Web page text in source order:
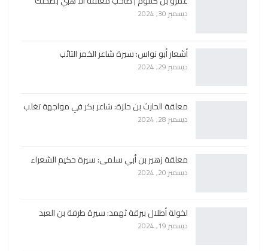
ديسمبر 30, 2024
أشعار أبو نواس: سيرة شاعر الخمر التائب
ديسمبر 29, 2024
معلقة الحارث بن حلزة: شاعر بكر في مواجهة تغلب
ديسمبر 28, 2024
معلقة زهير بن أبي سلمى: سيرة حكيم الشعراء
ديسمبر 20, 2024
لخولة أطلال ببرقة ثهمد: سيرة طرفة بن العبد
ديسمبر 19, 2024